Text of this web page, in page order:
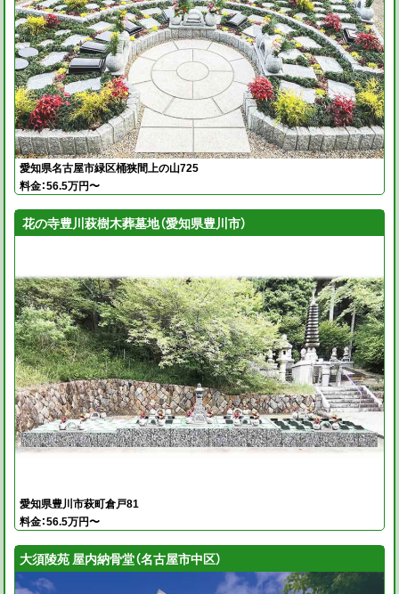
愛知県名古屋市緑区桶狭間上の山725
料金：56.5万円〜
花の寺豊川萩樹木葬墓地（愛知県豊川市）
愛知県豊川市萩町倉戸81
料金：56.5万円〜
大須陵苑 屋内納骨堂（名古屋市中区）